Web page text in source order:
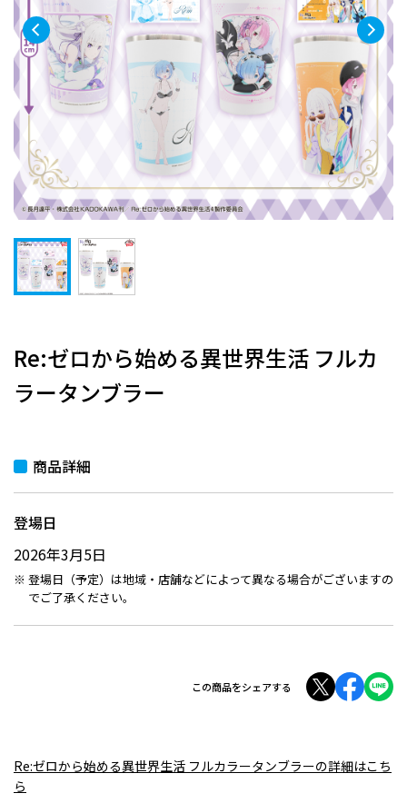
Re:ゼロから始める異世界生活 フルカ
ラータンブラー
商品詳細
登場日
2026年3月5日
登場日（予定）は地域・店舗などによって異なる場合がございますの
でご了承ください。
この商品をシェアする
Re:ゼロから始める異世界生活 フルカラータンブラーの詳細はこち
ら